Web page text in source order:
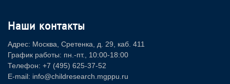
Наши контакты
Адрес: Москва, Сретенка, д. 29, каб. 411
График работы: пн.-пт., 10:00-18:00
Телефон: +7 (495) 625-37-52
E-mail: info@childresearch.mgppu.ru